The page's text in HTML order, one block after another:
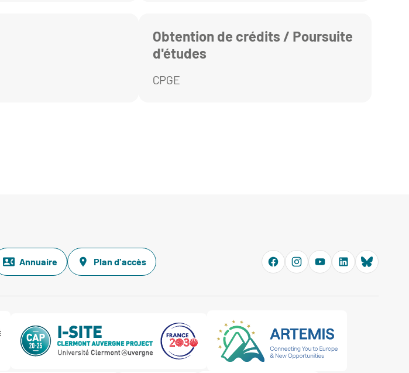
Obtention de crédits / Poursuite
d'études
CPGE
Annuaire Plan d'accès